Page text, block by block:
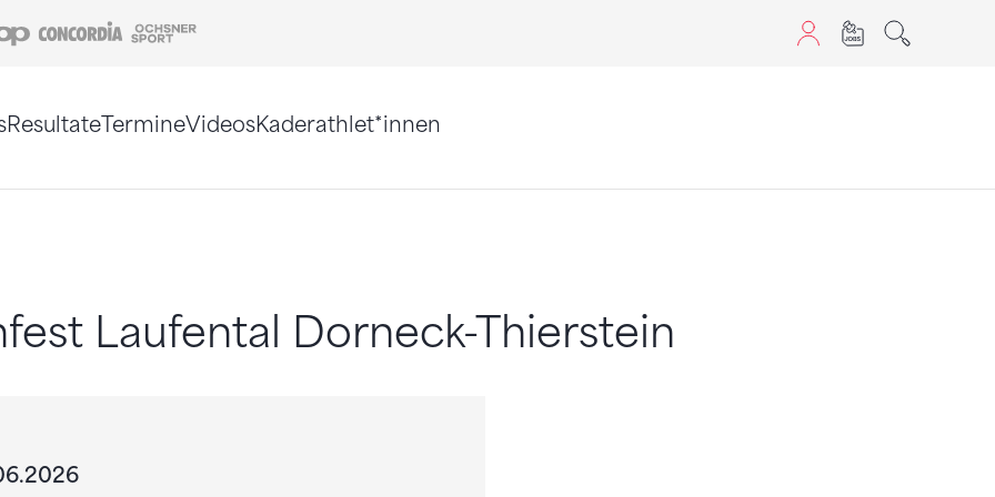
Coop Concordia
ResultateTermineVideosKaderathlet*innen
Laufental Dorneck-Thierstein